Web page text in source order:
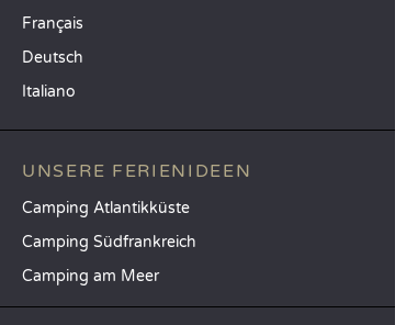
Français
Deutsch
Italiano
UNSERE FERIENIDEEN
Camping Atlantikküste
Camping Südfrankreich
Camping am Meer